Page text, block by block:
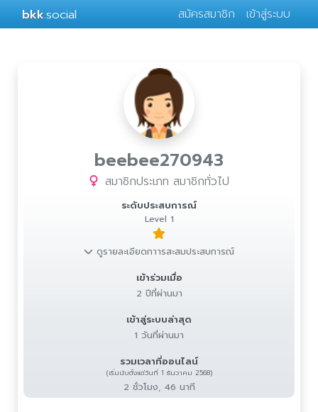
bkk.social สมัครสมาชิก เข้าสู่ระบบ
beebee270943
สมาชิกประเภท สมาชิกทั่วไป
ระดับประสบการณ์
Level 1
ดูรายละเอียดกาารสะสมประสบการณ์
เข้าร่วมเมื่อ
2 ปีที่ผ่านมา
เข้าสู่ระบบล่าสุด
1 วันที่ผ่านมา
รวมเวลาที่ออนไลน์
(เริ่มนับตั้งแต่วันที่ 1 ธันวาคม 2568)
2 ชั่วโมง, 46 นาที